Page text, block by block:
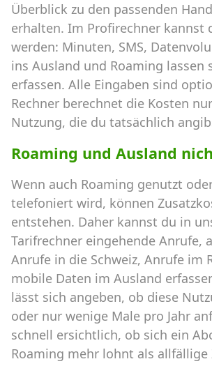
Überblick zu den passenden
erhalten. Im Profirechner kannst
werden: Minuten, SMS,
ins Ausland und Roaming lassen
erfassen. Alle Eingaben sind
Rechner berechnet die Kosten
Nutzung, die du tatsächlich
Roaming und Ausland
Wenn auch Roaming genutzt
telefoniert wird, können
entstehen. Daher kannst du in
Tarifrechner eingehende Anrufe,
Anrufe in die Schweiz, Anrufe im
mobile Daten im Ausland
lässt sich angeben, ob diese
oder nur wenige Male pro Jahr
schnell ersichtlich, ob sich ein
Roaming mehr lohnt als allfällige